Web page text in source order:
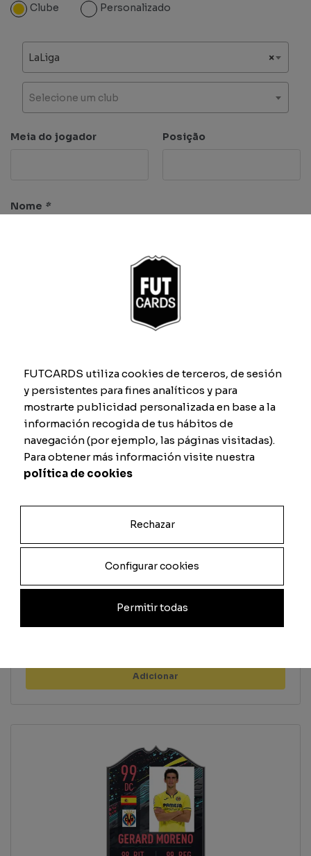
Clube
Personalizado
×
LaLiga
Selecione um club
Meia do jogador Posição
Nome *
Ritmo Finta
Defesa
Previsualizar carta
Adicionar
FUTCARDS utiliza cookies de terceros, de sesión
y persistentes para fines analíticos y para
mostrarte publicidad personalizada en base a la
información recogida de tus hábitos de
navegación (por ejemplo, las páginas visitadas).
Para obtener más información visite nuestra
política de cookies
Rechazar
Configurar cookies
Permitir todas